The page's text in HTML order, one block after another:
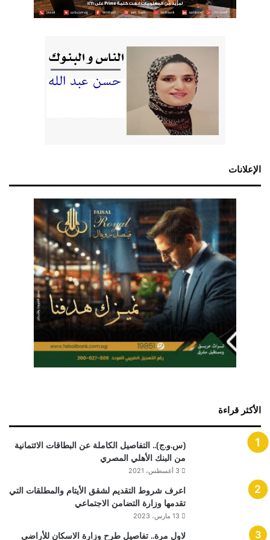
الإعلانات
الأكثر قراءة
(س.و.ج).. التفاصيل الكاملة عن البطاقات الائتمانية
من البنك الأهلي المصري
3 أغسطس، 2021
اعرف شروط التقديم لشقق الأيتام والمطلقات التي
تقدمها وزارة التضامن الاجتماعي
13 مارس، 2023
لاول مرة.. تفاصيل طرح وزارة الاسكان للأراضى